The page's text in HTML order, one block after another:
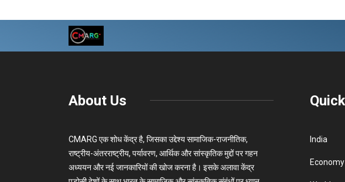
About Us
CMARG एक शोध केंद्र है, जिसका उद्देश्य सामाजिक-राजनीतिक,
राष्ट्रीय-अंतरराष्ट्रीय, पर्यावरण, आर्थिक और सांस्कृतिक मुद्दों पर गहन
अध्ययन और नई जानकारियों की खोज करना है। इसके अलावा केंद्र
India
Economy